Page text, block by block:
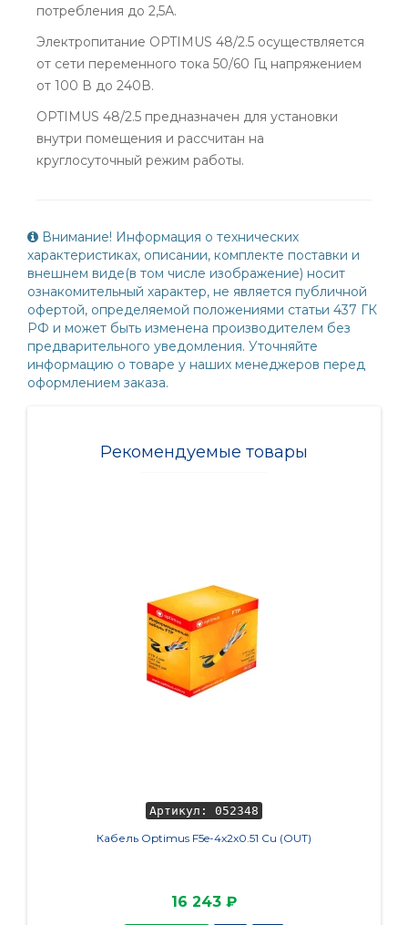
потребления до 2,5А.
Электропитание OPTIMUS 48/2.5 осуществляется
от сети переменного тока 50/60 Гц напряжением
от 100 В до 240В.
OPTIMUS 48/2.5 предназначен для установки
внутри помещения и рассчитан на
круглосуточный режим работы.
Внимание! Информация о технических
характеристиках, описании, комплекте поставки и
внешнем виде(в том числе изображение) носит
ознакомительный характер, не является публичной
офертой, определяемой положениями статьи 437 ГК
РФ и может быть изменена производителем без
предварительного уведомления. Уточняйте
информацию о товаре у наших менеджеров перед
оформлением заказа.
Рекомендуемые товары
Артикул: 052348
Кабель Optimus F5e-4x2x0.51 Cu (OUT)
16 243 ₽